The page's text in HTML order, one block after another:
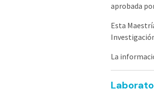
aprobada
Esta
La